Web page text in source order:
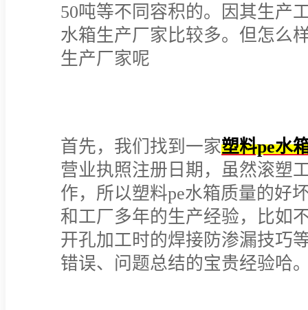
50吨等不同容积的。因其生产
水箱生产厂家比较多。但怎么
生产厂家呢
首先，我们找到一家塑料pe水
营业执照注册日期，虽然滚塑
作，所以塑料pe水箱质量的好
和工厂多年的生产经验，比如
开孔加工时的焊接防渗漏技巧
错误、问题总结的宝贵经验哈